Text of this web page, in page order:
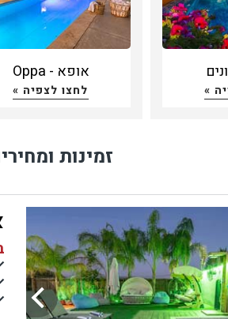
»
אופא - Oppa
לחצו לצפיה »
זמינות